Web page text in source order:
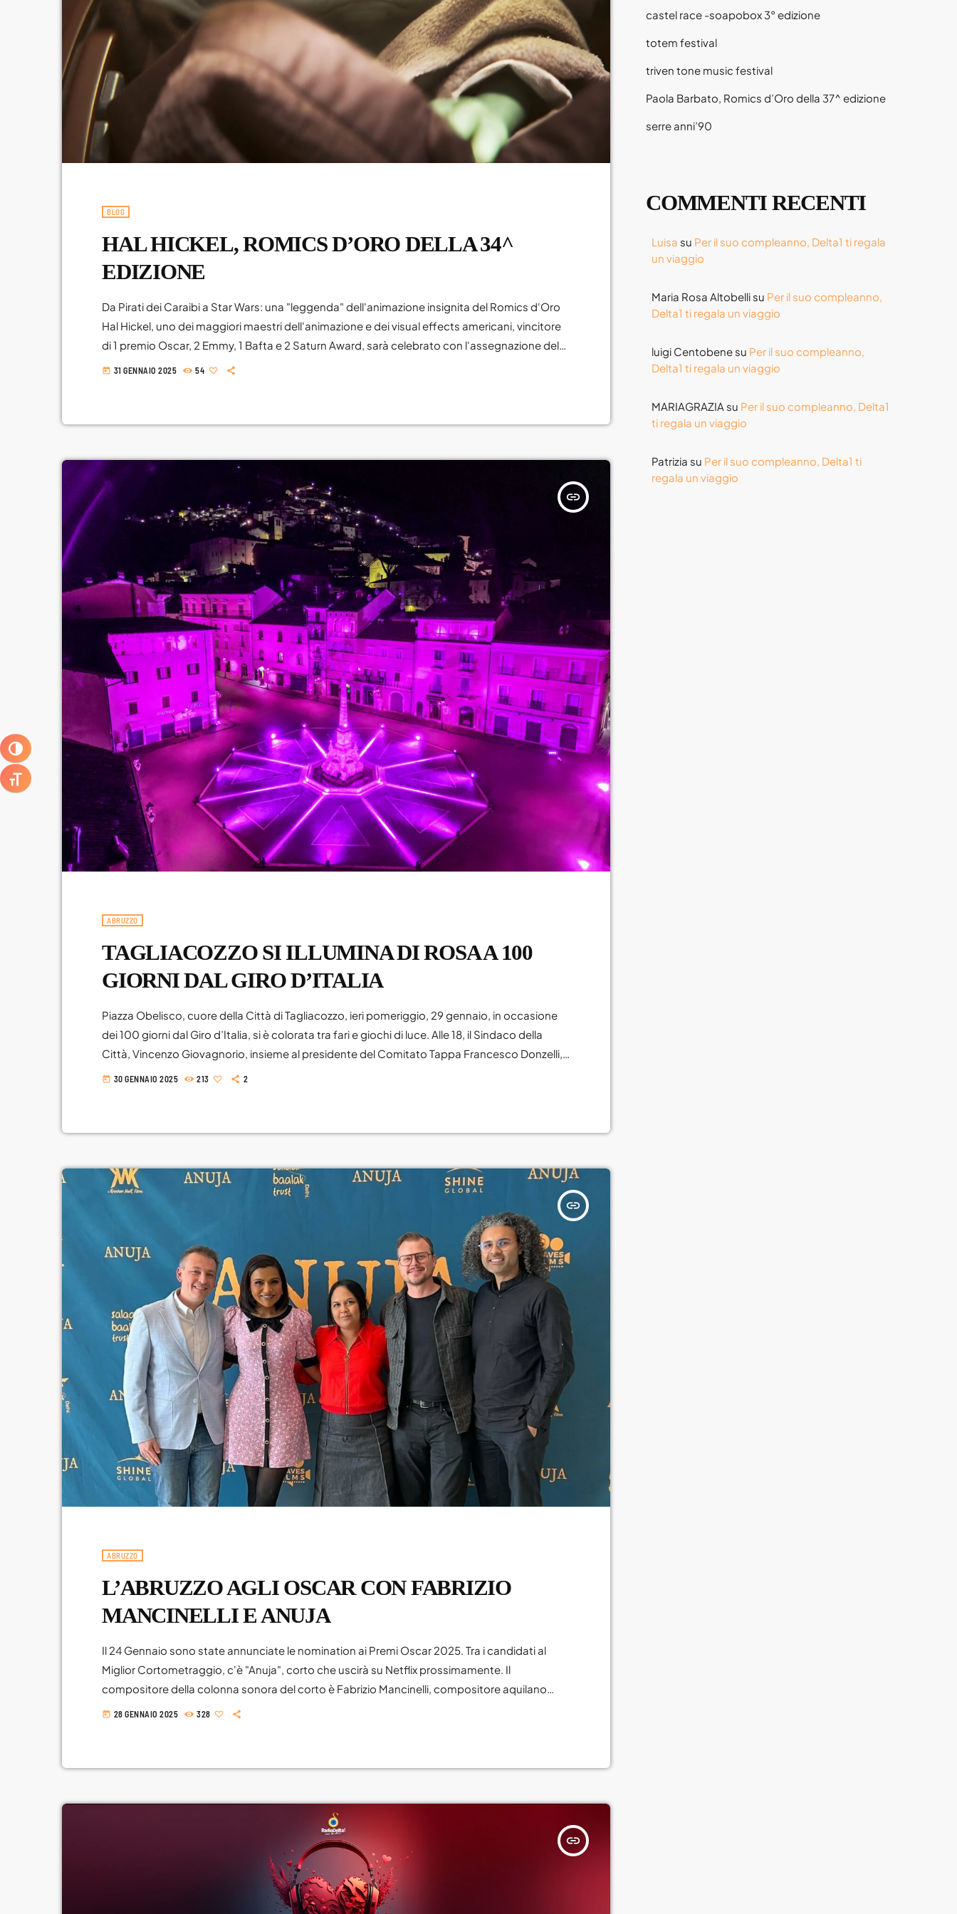
ATTIVA/DISATTIVA ALTO CONTRASTO
ATTIVA/DISATTIVA DIMENSIONE TESTO
Novembre 2024
Settembre 2024
Agosto 2024
Luglio 2024
Giugno 2024
Febbraio 2024
Novembre 2023
Breakfast
Cinema
Delta1
Eventi
Fumetti
Giochi
Highlights
Lazio
Libri
molise
Musica
Senza categoria
Sport
Viaggi
BLOG
HAL HICKEL, ROMICS D’ORO DELLA 34^
EDIZIONE
Da Pirati dei Caraibi a Star Wars: una "leggenda" dell'animazione insignita del Romics d'Oro
Hal Hickel, uno dei maggiori maestri dell'animazione e dei visual effects americani, vincitore
di 1 premio Oscar, 2 Emmy, 1 Bafta e 2 Saturn Award, sarà celebrato con l'assegnazione del
Romics d'Oro durante la 34^ edizione del Festival, in programma dal 3 al 6 aprile 2025 a Fiera
today 31 GENNAIO 2025 54
insert_link
ABRUZZO
TAGLIACOZZO SI ILLUMINA DI ROSA A 100
GIORNI DAL GIRO D’ITALIA
Piazza Obelisco, cuore della Città di Tagliacozzo, ieri pomeriggio, 29 gennaio, in occasione
dei 100 giorni dal Giro d’Italia, si è colorata tra fari e giochi di luce. Alle 18, il Sindaco della
Città, Vincenzo Giovagnorio, insieme al presidente del Comitato Tappa Francesco Donzelli,
e gli altri membri hanno dato via all’evento promosso da RCS, al quale hanno aderito tutte le
today 30 GENNAIO 2025 213 2
insert_link
ABRUZZO
L’ABRUZZO AGLI OSCAR CON FABRIZIO
MANCINELLI E ANUJA
Il 24 Gennaio sono state annunciate le nomination ai Premi Oscar 2025. Tra i candidati al
Miglior Cortometraggio, c'è "Anuja", corto che uscirà su Netflix prossimamente. Il
compositore della colonna sonora del corto è Fabrizio Mancinelli, compositore aquilano
residente a Los Angeles da molti anni. Il cortometraggio narra di una bambina di nove anni
today 28 GENNAIO 2025 328
insert_link
castel race -soapobox 3° edizione
totem festival
triven tone music festival
Paola Barbato, Romics d’Oro della 37^ edizione
serre anni’90
COMMENTI RECENTI
Luisa su Per il suo compleanno, Delta1 ti regala
un viaggio
Maria Rosa Altobellisu Per il suo compleanno,
Delta1 ti regala un viaggio
luigi Centobenesu Per il suo compleanno,
Delta1 ti regala un viaggio
MARIAGRAZIA su Per il suo compleanno, Delta1
ti regala un viaggio
Patrizia su Per il suo compleanno, Delta1 ti
regala un viaggio